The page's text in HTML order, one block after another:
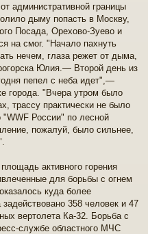
административной границы
дыму попасть в Москву,
Посада, Орехово-Зуево и
на смог. "Начало пахнуть
нечем, глаза режет от дыма,
Юлия.— Второй день из
пепел с неба идет",—
города. "Вчера утром было
трассу практически не было
России" по лесной
пожалуй, было сильнее,
активного горения
для борьбы с огнем
куда более
358 человек и 47
вертолета Ка-32. Борьба с
службе областного МЧС